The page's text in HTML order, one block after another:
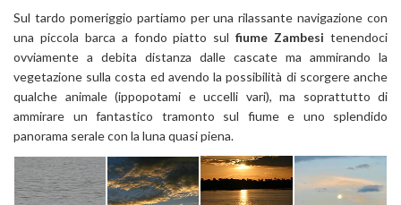
Sul tardo pomeriggio partiamo per una rilassante navigazione con
una piccola barca a fondo piatto sulfiume Zambesi tenendoci
ovviamente a debita distanza dalle cascate ma ammirando la
vegetazione sulla costa ed avendo la possibilità di scorgere anche
qualche animale (ippopotami e uccelli vari), ma soprattutto di
ammirare un fantastico tramonto sul fiume e uno splendido
panorama serale con la luna quasi piena.